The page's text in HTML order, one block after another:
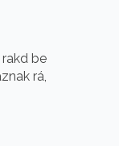
be
rá,